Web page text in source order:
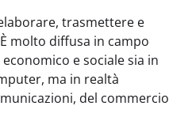
trasmettere e
molto diffusa in campo
e sociale sia in
ma in realtà
del commercio